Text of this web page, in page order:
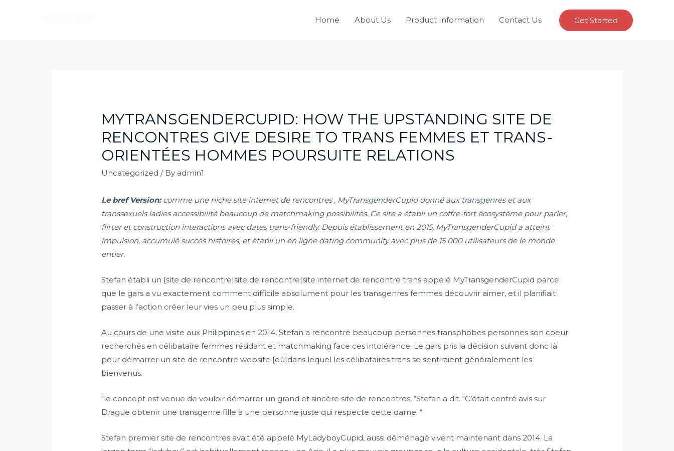
Home About Us Product Information Contact Us Get Started
MYTRANSGENDERCUPID: HOW THE UPSTANDING SITE DE
RENCONTRES GIVE DESIRE TO TRANS FEMMES ET TRANS-
ORIENTÉES HOMMES POURSUITE RELATIONS
Uncategorized / By admin1
Le bref Version: comme une niche site internet de rencontres , MyTransgenderCupid donné aux transgenres et aux
transsexuels ladies accessibilité beaucoup de matchmaking possibilités. Ce site a établi un coffre-fort écosystème pour parler,
flirter et construction interactions avec dates trans-friendly. Depuis établissement en 2015, MyTransgenderCupid a atteint
impulsion, accumulé succès histoires, et établi un en ligne dating community avec plus de 15 000 utilisateurs de le monde
entier.
Stefan établi un {site de rencontre|site de rencontre|site internet de rencontre trans appelé MyTransgenderCupid parce
que le gars a vu exactement comment difficile absolument pour les transgenres femmes découvrir aimer, et il planifiait
passer à l’action créer leur vies un peu plus simple.
Au cours de une visite aux Philippines en 2014, Stefan a rencontré beaucoup personnes transphobes personnes son coeur
recherchés en célibataire femmes résidant et matchmaking face ces intolérance. Le gars pris la décision suivant donc là
pour démarrer un site de rencontre website {où|dans lequel les célibataires trans se sentiraient généralement les
bienvenus.
“le concept est venue de vouloir démarrer un grand et sincère site de rencontres, “Stefan a dit. “C’était centré avis sur
Drague obtenir une transgenre fille à une personne juste qui respecte cette dame. “
Stefan premier site de rencontres avait été appelé MyLadyboyCupid, aussi déménagé vivent maintenant dans 2014. La